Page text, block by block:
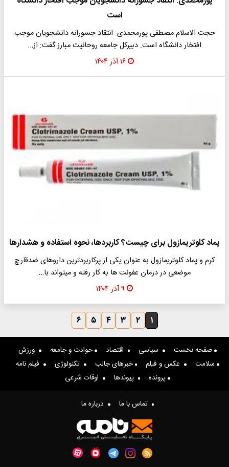
است
حجت الاسلام مصطفی پورمحمدی: انتقاد جسورانه دانشجویان موجب
افتخار دانشگاه است. دبیرکل جامعه روحانیت مبارز گفت: از…
۱۶ آذر ۱۴۰۴
پماد کلوتریمازول برای چیست؟ کاربردها، نحوه استفاده و هشدارها
کرم و پماد کلوتریمازول به عنوان یکی از پرکاربردترین داروهای ضدقارچ
موضعی در درمان عفونت‌ ها به کار رفته و میتواند با…
۹ آذر ۱۴۰۴
۱ ۲ ۳ ۴ ۵ ۶
صفحه نخست سیاسی اقتصاد حوادث و جامعه
ورزش
سلامت
عکس و فیلم خبرهای جالب تکنولوژی
فیلم نامه
پرونده
پیوندها اوقات شرعی
تماس با ما درباره ما